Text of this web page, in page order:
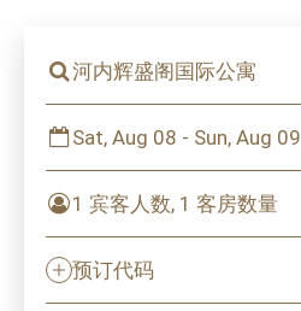
河内辉盛阁国际公寓
Sat, Aug 08 - Sun, Aug 09
1 宾客人数, 1 客房数量
预订代码